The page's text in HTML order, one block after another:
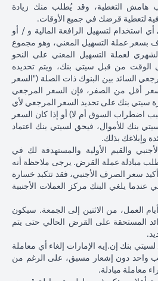
الأمريكي بنسبة 2٪
ليصل إلى 102.90 ين
استقرار سعر الين
الياباني مقابل
الدولار الأمريكي
عند 105 ين ياباني
= دولار أمريكي
الين الياباني
الدولار
بنسبة
107.1 ين
دولار أمريكي
دولار
100,083.33 دولار
(10,508,750/105
ين ياباني)
107.10
ين ياباني)
التغطية، وقد يُطلب منك زيادة
لتعطية قرضك في جميع الأوقات.
استخدام لتسهيل الرافعة المالية و / أو
عملة التسهيل المعني، وهو مجموع
لعملة التسهيل المعني على النحو
الوقت من قبل سيتي بنك، ويتم تحديده
السائد بين البنوك ذات الصلة ("السعر
أقل من الصفر، فإن السعر المرجعي
سيتي بنك على تحديد السعر المرجعي لأي
اضطراب السوق أم لا) أو إذا كان السعر
بنك للأموال، فيحق لسيتي بنك اعتماد
وإبلاغك بذلك.
والقيم الأولية والمستهدفة لك في
مبادلة عملة القرض. يرجى ملاحظة أنه
سعر الصرف الأجنبي، فقد تتكبد خسارة
يلغي البنك مركز العملات الأجنبية
العمل، من الاثنين إلى الجمعة. سيكون
المستحقة على القرض الحالي حتى يتم
بنك إن.إيه الإمارات إلغاء أي معاملة
واحد دون إشعار مسبق، على الرغم من
معاملة مبادلة.